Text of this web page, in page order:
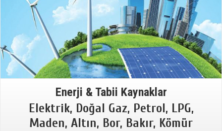
Enerji & Tabii Kaynaklar
Elektrik, Doğal Gaz, Petrol, LPG,
Maden, Altın, Bor, Bakır, Kömür